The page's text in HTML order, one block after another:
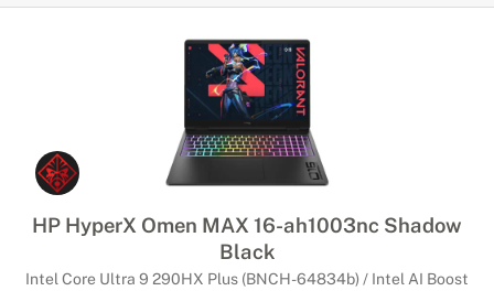
HP HyperX Omen MAX 16-ah1003nc Shadow
Black
Intel Core Ultra 9 290HX Plus (BNCH-64834b) / Intel AI Boost